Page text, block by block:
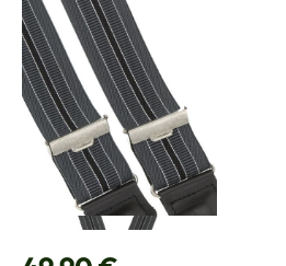
Regulärer Preis: